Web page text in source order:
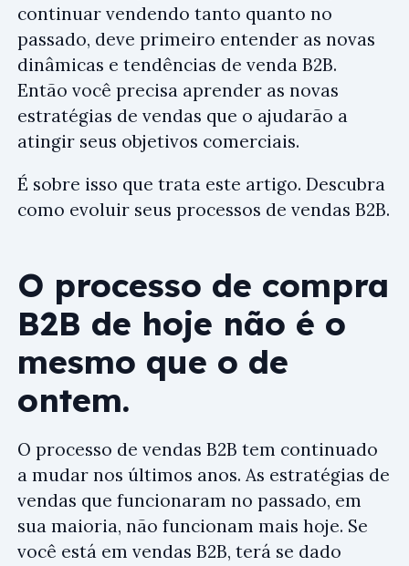
continuar vendendo tanto quanto no
passado, deve primeiro entender as novas
dinâmicas e tendências de venda B2B.
Então você precisa aprender as novas
estratégias de vendas que o ajudarão a
atingir seus objetivos comerciais.
É sobre isso que trata este artigo. Descubra
como evoluir seus processos de vendas B2B.
O processo de compra
B2B de hoje não é o
mesmo que o de
ontem.
O processo de vendas B2B tem continuado
a mudar nos últimos anos. As estratégias de
vendas que funcionaram no passado, em
sua maioria, não funcionam mais hoje. Se
você está em vendas B2B, terá se dado